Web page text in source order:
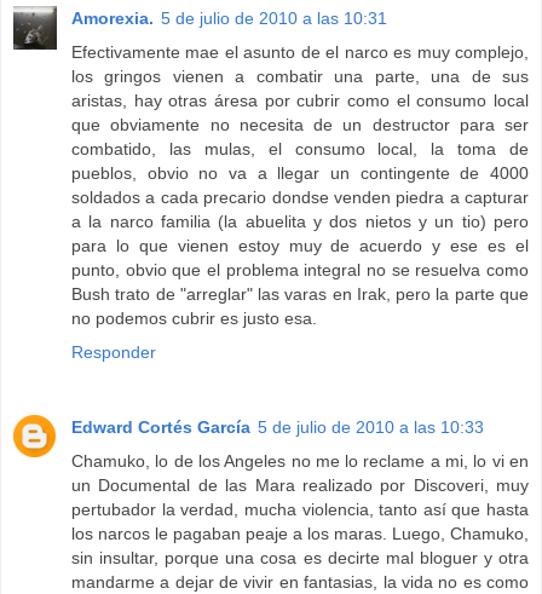
Amorexia. 5 de julio de 2010 a las 10:31
Efectivamente mae el asunto de el narco es muy complejo,
los gringos vienen a combatir una parte, una de sus
aristas, hay otras áresa por cubrir como el consumo local
que obviamente no necesita de un destructor para ser
combatido, las mulas, el consumo local, la toma de
pueblos, obvio no va a llegar un contingente de 4000
soldados a cada precario dondse venden piedra a capturar
a la narco familia (la abuelita y dos nietos y un tio) pero
para lo que vienen estoy muy de acuerdo y ese es el
punto, obvio que el problema integral no se resuelva como
Bush trato de "arreglar" las varas en Irak, pero la parte que
no podemos cubrir es justo esa.
Responder
Edward Cortés García 5 de julio de 2010 a las 10:33
Chamuko, lo de los Angeles no me lo reclame a mi, lo vi en
un Documental de las Mara realizado por Discoveri, muy
pertubador la verdad, mucha violencia, tanto así que hasta
los narcos le pagaban peaje a los maras. Luego, Chamuko,
sin insultar, porque una cosa es decirte mal bloguer y otra
mandarme a dejar de vivir en fantasias, la vida no es como